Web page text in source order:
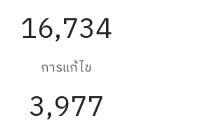
16,734
การแก้ไข
3,977